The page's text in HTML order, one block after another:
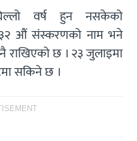
वर्ष हुन नसकेको
औं संस्करणको नाम भने
राखिएको छ । २३ जुलाइमा
सकिने छ ।